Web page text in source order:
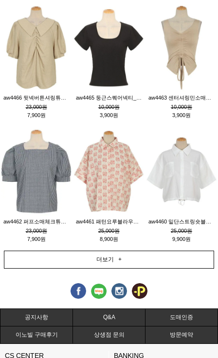
23,000원
7,900원
10,000원
3,900원
10,000원
3,900원
23,000원
7,900원
25,000원
8,900원
25,000원
9,900원
더보기 +
공지사항 Q&A 도매인증
이노빌 구매후기 상생점 문의 방문예약
CS CENTER BANKING